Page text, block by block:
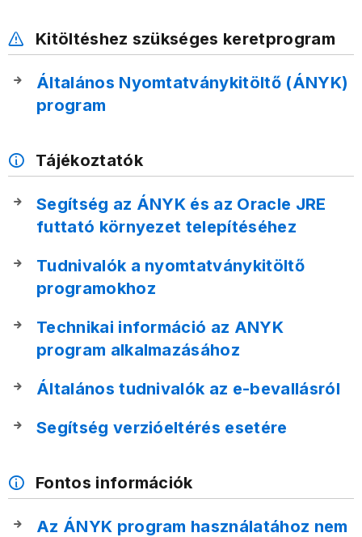
Kitöltéshez szükséges keretprogram
Általános Nyomtatványkitöltő (ÁNYK)
program
Tájékoztatók
Segítség az ÁNYK és az Oracle JRE
futtató környezet telepítéséhez
Tudnivalók a nyomtatványkitöltő
programokhoz
Technikai információ az ANYK
program alkalmazásához
Általános tudnivalók az e-bevallásról
Segítség verzióeltérés esetére
Fontos információk
Az ÁNYK program használatához nem